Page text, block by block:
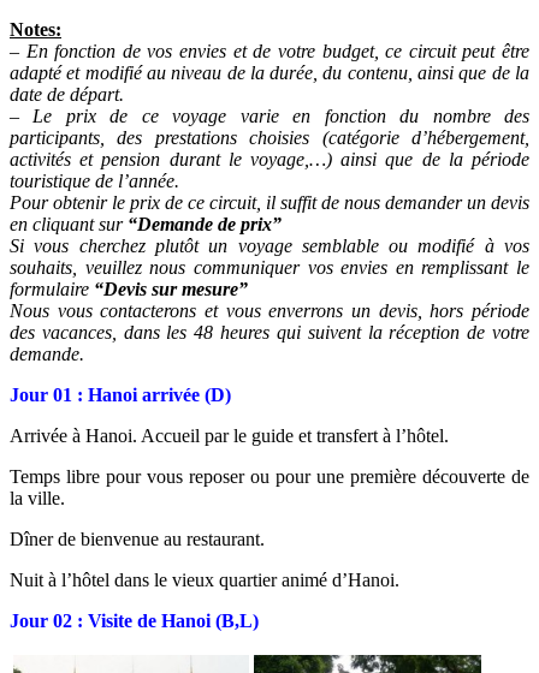
Notes:
– En fonction de vos envies et de votre budget, ce circuit peut être
adapté et modifié au niveau de la durée, du contenu, ainsi que de la
date de départ.
– Le prix de ce voyage varie en fonction du nombre des
participants, des prestations choisies (catégorie d’hébergement,
activités et pension durant le voyage,…) ainsi que de la période
touristique de l’année.
Pour obtenir le prix de ce circuit, il suffit de nous demander un devis
en cliquant sur “Demande de prix”
Si vous cherchez plutôt un voyage semblable ou modifié à vos
souhaits, veuillez nous communiquer vos envies en remplissant le
formulaire “Devis sur mesure”
Nous vous contacterons et vous enverrons un devis, hors période
des vacances, dans les 48 heures qui suivent la réception de votre
demande.
Jour 01 : Hanoi arrivée (D)
Arrivée à Hanoi. Accueil par le guide et transfert à l’hôtel.
Temps libre pour vous reposer ou pour une première découverte de
la ville.
Dîner de bienvenue au restaurant.
Nuit à l’hôtel dans le vieux quartier animé d’Hanoi.
Jour 02 : Visite de Hanoi (B,L)